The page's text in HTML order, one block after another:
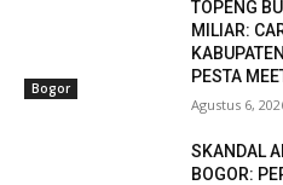
Bogor
TOPENG
MILIAR:
PESTA
Agustus 6,
SKANDAL
BOGOR: